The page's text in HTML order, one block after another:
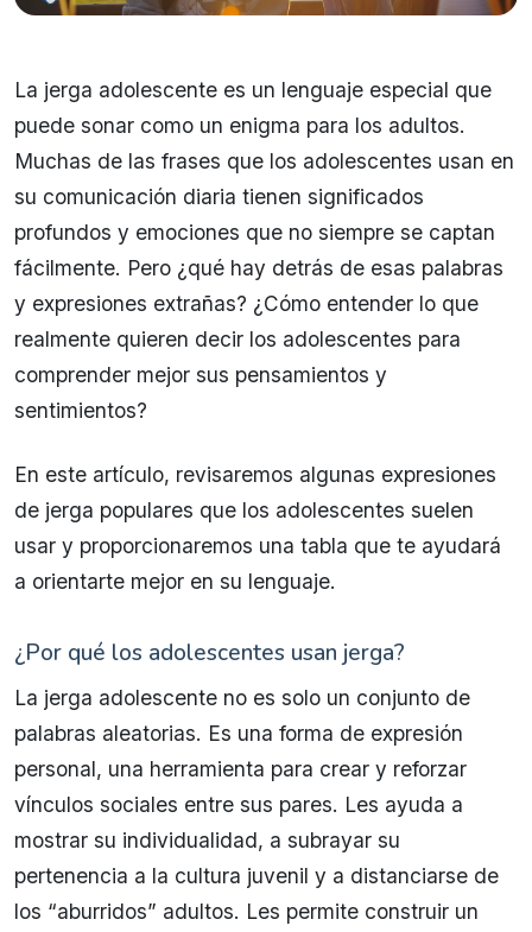
La jerga adolescente es un lenguaje especial que
puede sonar como un enigma para los adultos.
Muchas de las frases que los adolescentes usan en
su comunicación diaria tienen significados
profundos y emociones que no siempre se captan
fácilmente. Pero ¿qué hay detrás de esas palabras
y expresiones extrañas? ¿Cómo entender lo que
realmente quieren decir los adolescentes para
comprender mejor sus pensamientos y
sentimientos?
En este artículo, revisaremos algunas expresiones
de jerga populares que los adolescentes suelen
usar y proporcionaremos una tabla que te ayudará
a orientarte mejor en su lenguaje.
¿Por qué los adolescentes usan jerga?
La jerga adolescente no es solo un conjunto de
palabras aleatorias. Es una forma de expresión
personal, una herramienta para crear y reforzar
vínculos sociales entre sus pares. Les ayuda a
mostrar su individualidad, a subrayar su
pertenencia a la cultura juvenil y a distanciarse de
los “aburridos” adultos. Les permite construir un